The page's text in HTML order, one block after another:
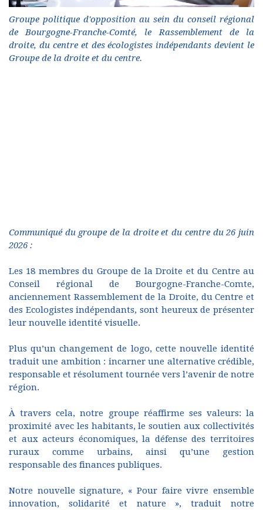
Groupe politique d'opposition au sein du conseil régional
de Bourgogne-Franche-Comté, le Rassemblement de la
droite, du centre et des écologistes indépendants devient le
Groupe de la droite et du centre.
Communiqué du groupe de la droite et du centre du 26 juin
2026 :
Les 18 membres du Groupe de la Droite et du Centre au
Conseil régional de Bourgogne-Franche-Comte,
anciennement Rassemblement de la Droite, du Centre et
des Ecologistes indépendants, sont heureux de présenter
leur nouvelle identité visuelle.
Plus qu’un changement de logo, cette nouvelle identité
traduit une ambition : incarner une alternative crédible,
responsable et résolument tournée vers l’avenir de notre
région.
À travers cela, notre groupe réaffirme ses valeurs: la
proximité avec les habitants, le soutien aux collectivités
et aux acteurs économiques, la défense des territoires
ruraux comme urbains, ainsi qu’une gestion
responsable des finances publiques.
Notre nouvelle signature, « Pour faire vivre ensemble
innovation, solidarité et nature », traduit notre